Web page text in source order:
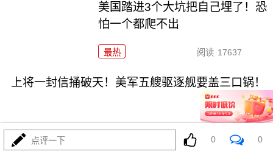
美国踏进3个大坑把自己埋了！恐
怕一个都爬不出
最热 阅读 17637
上将一封信捅破天！美军五艘驱逐舰要盖三口锅！
点评一下 0 0